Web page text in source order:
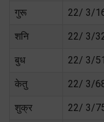
गुरू 22/ 3/
शनि 22/ 3/
बुध 22/ 3/
केतु 22/ 3/
शुक्र 22/ 3/